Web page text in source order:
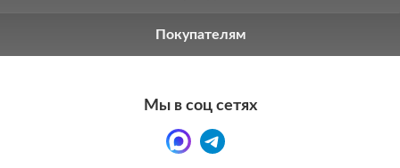
Покупателям
Мы в соц сетях